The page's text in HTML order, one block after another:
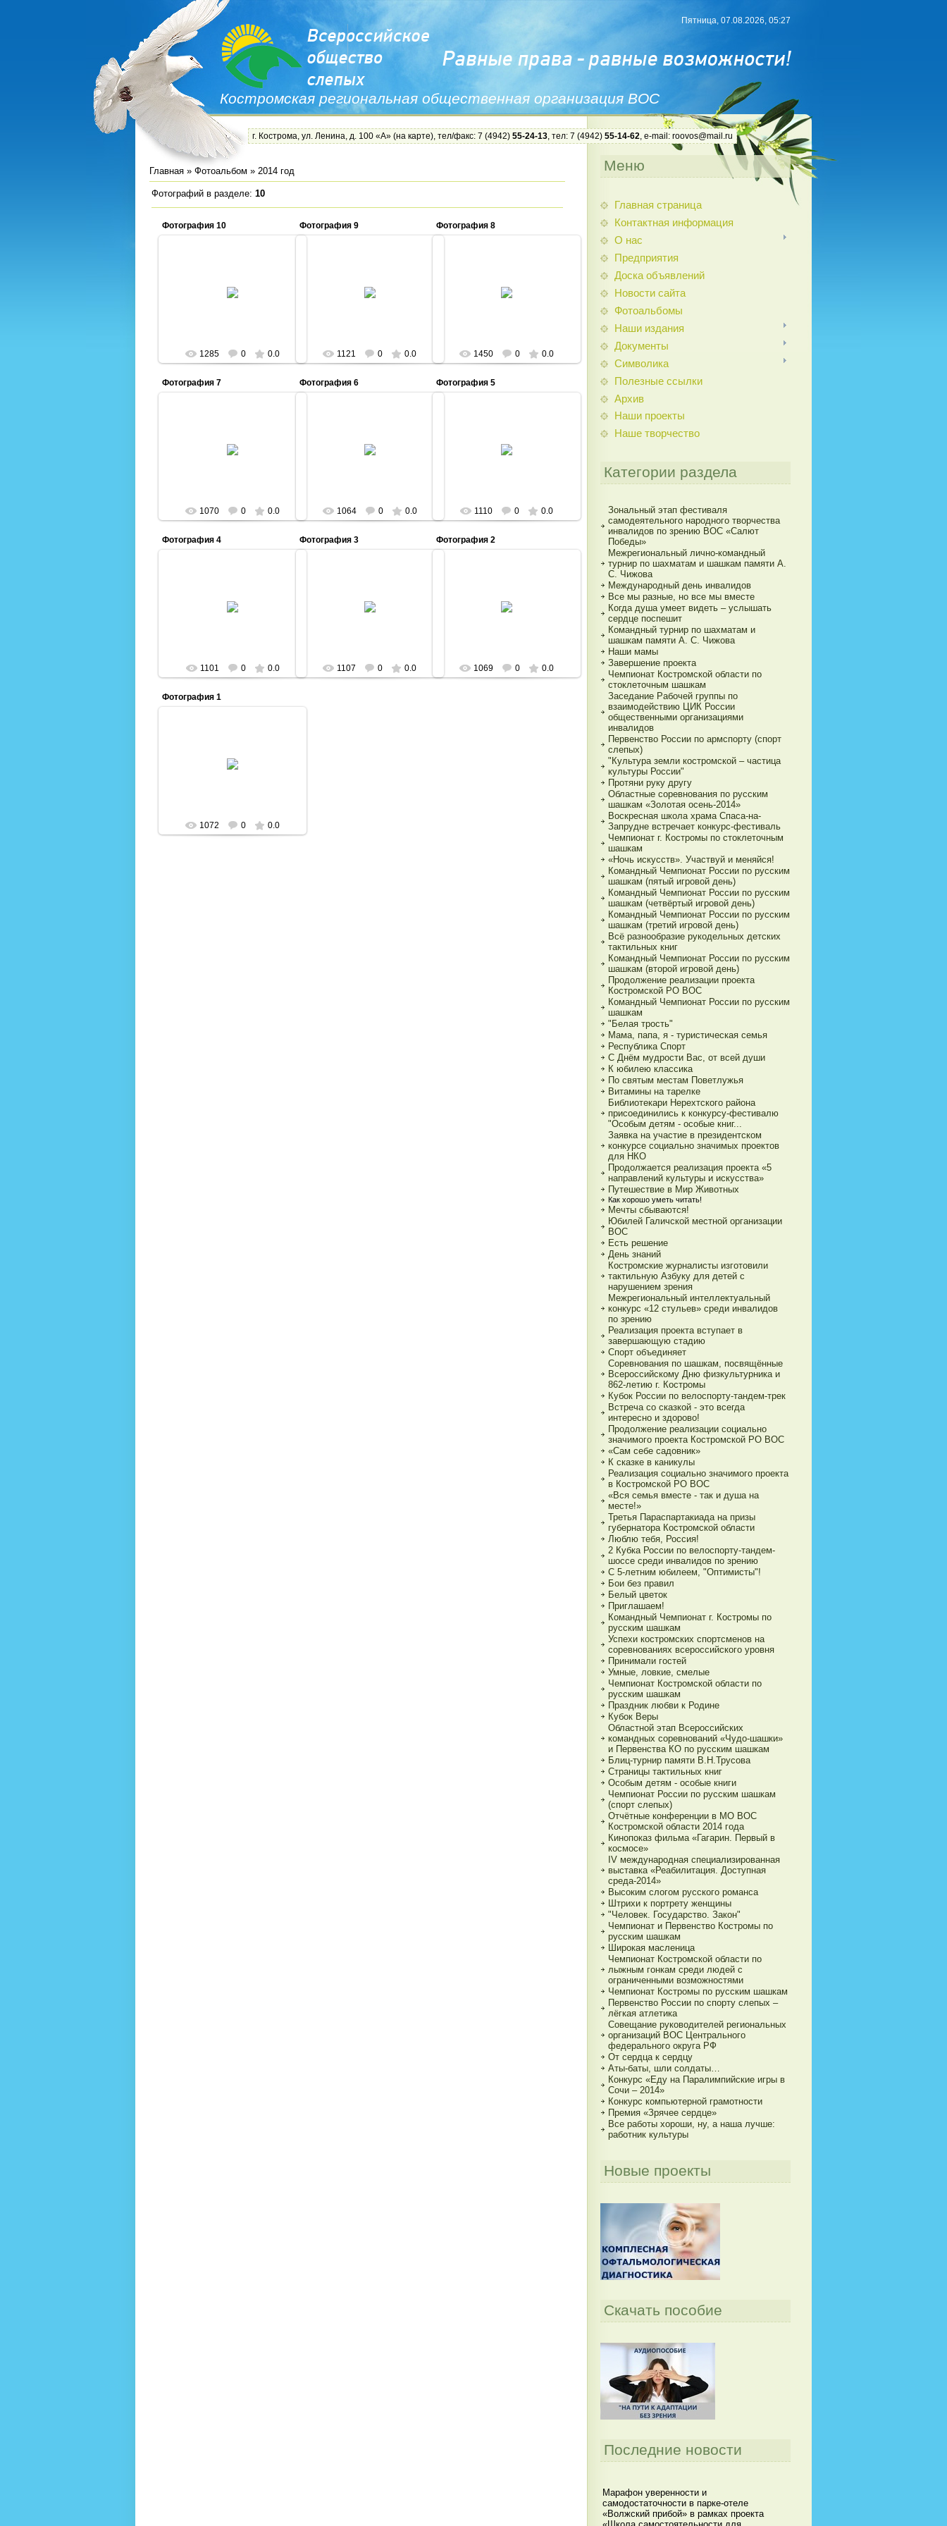
Костромская региональная общественная организация ВОС
Пятница, 07.08.2026, 05:27
г. Кострома, ул. Ленина, д. 100 «А» (на карте), тел/факс: 7 (4942) 55-24-13, тел: 7 (4942) 55-14-62, e-mail: roovos@mail.ru
Главная » Фотоальбом » 2014 год
Фотографий в разделе: 10
Фотография 10
1285 0 0.0
Фотография 9
1121 0 0.0
Фотография 8
1450 0 0.0
Фотография 7
1070 0 0.0
Фотография 6
1064 0 0.0
Фотография 5
1110 0 0.0
Фотография 4
1101 0 0.0
Фотография 3
1107 0 0.0
Фотография 2
1069 0 0.0
Фотография 1
1072 0 0.0
Меню
Главная страница
Контактная информация
О нас
Предприятия
Доска объявлений
Новости сайта
Фотоальбомы
Наши издания
Документы
Символика
Полезные ссылки
Архив
Наши проекты
Наше творчество
Категории раздела
Зональный этап фестиваля
самодеятельного народного творчества
инвалидов по зрению ВОС «Салют
Победы»
Межрегиональный лично-командный
турнир по шахматам и шашкам памяти А.
С. Чижова
Международный день инвалидов
Все мы разные, но все мы вместе
Когда душа умеет видеть – услышать
сердце поспешит
Командный турнир по шахматам и
шашкам памяти А. С. Чижова
Наши мамы
Завершение проекта
Чемпионат Костромской области по
стоклеточным шашкам
Заседание Рабочей группы по
взаимодействию ЦИК России
общественными организациями
инвалидов
Первенство России по армспорту (спорт
слепых)
"Культура земли костромской – частица
культуры России"
Протяни руку другу
Областные соревнования по русским
шашкам «Золотая осень-2014»
Воскресная школа храма Спаса-на-
Запрудне встречает конкурс-фестиваль
Чемпионат г. Костромы по стоклеточным
шашкам
«Ночь искусств». Участвуй и меняйся!
Командный Чемпионат России по русским
шашкам (пятый игровой день)
Командный Чемпионат России по русским
шашкам (четвёртый игровой день)
Командный Чемпионат России по русским
шашкам (третий игровой день)
Всё разнообразие рукодельных детских
тактильных книг
Командный Чемпионат России по русским
шашкам (второй игровой день)
Продолжение реализации проекта
Костромской РО ВОС
Командный Чемпионат России по русским
шашкам
"Белая трость"
Мама, папа, я - туристическая семья
Республика Спорт
С Днём мудрости Вас, от всей души
К юбилею классика
По святым местам Поветлужья
Витамины на тарелке
Библиотекари Нерехтского района
присоединились к конкурсу-фестивалю
"Особым детям - особые книг...
Заявка на участие в президентском
конкурсе социально значимых проектов
для НКО
Продолжается реализация проекта «5
направлений культуры и искусства»
Путешествие в Мир Животных
Как хорошо уметь читать!
Мечты сбываются!
Юбилей Галичской местной организации
ВОС
Есть решение
День знаний
Костромские журналисты изготовили
тактильную Азбуку для детей с
нарушением зрения
Межрегиональный интеллектуальный
конкурс «12 стульев» среди инвалидов
по зрению
Реализация проекта вступает в
завершающую стадию
Спорт объединяет
Соревнования по шашкам, посвящённые
Всероссийскому Дню физкультурника и
862-летию г. Костромы
Кубок России по велоспорту-тандем-трек
Встреча со сказкой - это всегда
интересно и здорово!
Продолжение реализации социально
значимого проекта Костромской РО ВОС
«Сам себе садовник»
К сказке в каникулы
Реализация социально значимого проекта
в Костромской РО ВОС
«Вся семья вместе - так и душа на
месте!»
Третья Параспартакиада на призы
губернатора Костромской области
Люблю тебя, Россия!
2 Кубка России по велоспорту-тандем-
шоссе среди инвалидов по зрению
С 5-летним юбилеем, "Оптимисты"!
Бои без правил
Белый цветок
Приглашаем!
Командный Чемпионат г. Костромы по
русским шашкам
Успехи костромских спортсменов на
соревнованиях всероссийского уровня
Принимали гостей
Умные, ловкие, смелые
Чемпионат Костромской области по
русским шашкам
Праздник любви к Родине
Кубок Веры
Областной этап Всероссийских
командных соревнований «Чудо-шашки»
и Первенства КО по русским шашкам
Блиц-турнир памяти В.Н.Трусова
Страницы тактильных книг
Особым детям - особые книги
Чемпионат России по русским шашкам
(спорт слепых)
Отчётные конференции в МО ВОС
Костромской области 2014 года
Кинопоказ фильма «Гагарин. Первый в
космосе»
IV международная специализированная
выставка «Реабилитация. Доступная
среда-2014»
Высоким слогом русского романса
Штрихи к портрету женщины
"Человек. Государство. Закон"
Чемпионат и Первенство Костромы по
русским шашкам
Широкая масленица
Чемпионат Костромской области по
лыжным гонкам среди людей с
ограниченными возможностями
Чемпионат Костромы по русским шашкам
Первенство России по спорту слепых –
лёгкая атлетика
Совещание руководителей региональных
организаций ВОС Центрального
федерального округа РФ
От сердца к сердцу
Аты-баты, шли солдаты…
Конкурс «Еду на Паралимпийские игры в
Сочи – 2014»
Конкурс компьютерной грамотности
Премия «Зрячее сердце»
Все работы хороши, ну, а наша лучше:
работник культуры
Новые проекты
Скачать пособие
Последние новости
Марафон уверенности и
самодостаточности в парке-отеле
«Волжский прибой» в рамках проекта